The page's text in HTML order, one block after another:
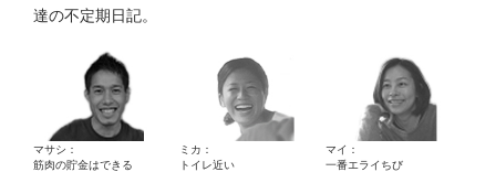
達の不定期日記。
マサシ：
筋肉の貯金はできる
ミカ：
トイレ近い
マイ：
一番エライちび